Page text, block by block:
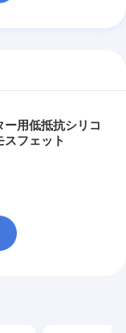
ー用低抵抗シリコ
スフェット